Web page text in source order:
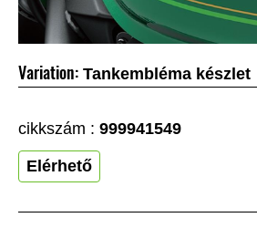
Variation: Tankembléma készlet
cikkszám : 999941549
Elérhető